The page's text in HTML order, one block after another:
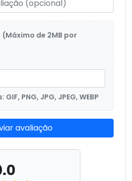
(Máximo de 2MB por
PNG, JPG, JPEG, WEBP
avaliação